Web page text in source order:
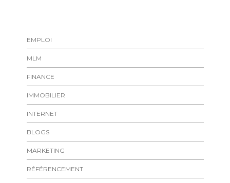
EMPLOI
MLM
FINANCE
IMMOBILIER
INTERNET
BLOGS
MARKETING
RÉFÉRENCEMENT